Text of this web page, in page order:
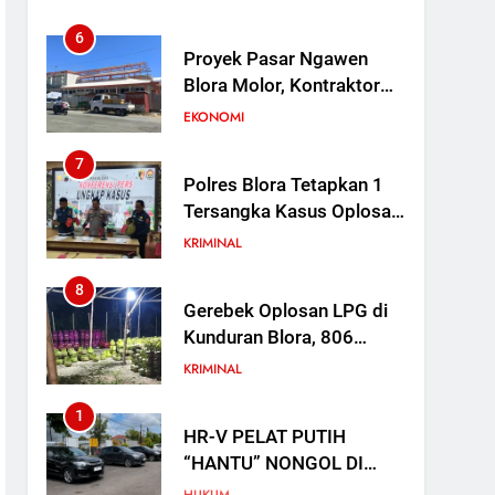
6
Proyek Pasar Ngawen
Blora Molor, Kontraktor
Kena Denda Rp 30 Juta
EKONOMI
7
Polres Blora Tetapkan 1
Tersangka Kasus Oplosan
LPG Subsidi di Kunduran,
KRIMINAL
8
Gerebek Oplosan LPG di
Kunduran Blora, 806
Tabung Disita tapi Belum
KRIMINAL
1
HR-V PELAT PUTIH
“HANTU” NONGOL DI
KEJARI BLORA: NOPOL K